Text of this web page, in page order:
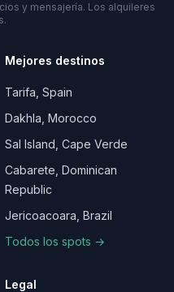
y mensajería. Los alquileres
Mejores destinos
Tarifa, Spain
Dakhla, Morocco
Sal Island, Cape Verde
Cabarete, Dominican
Republic
Jericoacoara, Brazil
Todos los spots →
Legal